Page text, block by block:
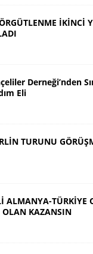
İKİNCİ
Derneği’nden
Eli
TURUNU
ALMANYA-TÜRKİYE
KAZANSIN